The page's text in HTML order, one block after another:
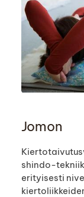
Jomon
shindo-
erityisesti